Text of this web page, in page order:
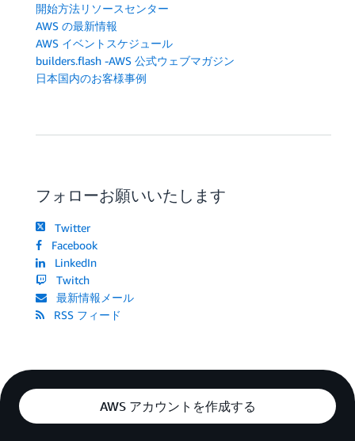
開始方法リソースセンター
AWS の最新情報
AWS イベントスケジュール
builders.flash -AWS 公式ウェブマガジン
日本国内のお客様事例
フォローお願いいたします
Twitter
Facebook
LinkedIn
Twitch
最新情報メール
RSS フィード
AWS アカウントを作成する